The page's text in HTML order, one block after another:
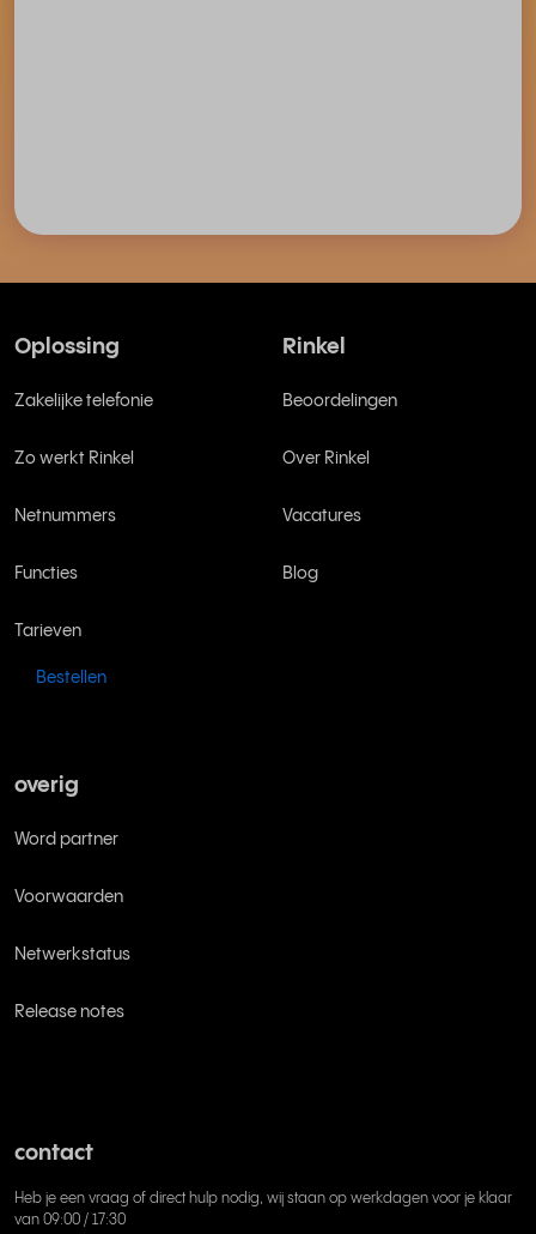
Oplossing
Zakelijke telefonie
Zo werkt Rinkel
Netnummers
Functies
Tarieven
Bestellen
Rinkel
Beoordelingen
Over Rinkel
Vacatures
Blog
overig
Word partner
Voorwaarden
Netwerkstatus
Release notes
contact
Heb je een vraag of direct hulp nodig, wij staan op werkdagen voor je klaar
van 09:00 / 17:30